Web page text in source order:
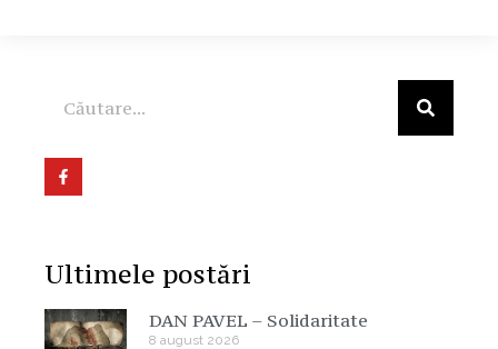
Ultimele postări
DAN PAVEL – Solidaritate
8 august 2026